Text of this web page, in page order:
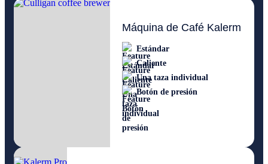
Máquina de Café Kalerm
Estándar
Caliente
Una taza individual
Botón de presión